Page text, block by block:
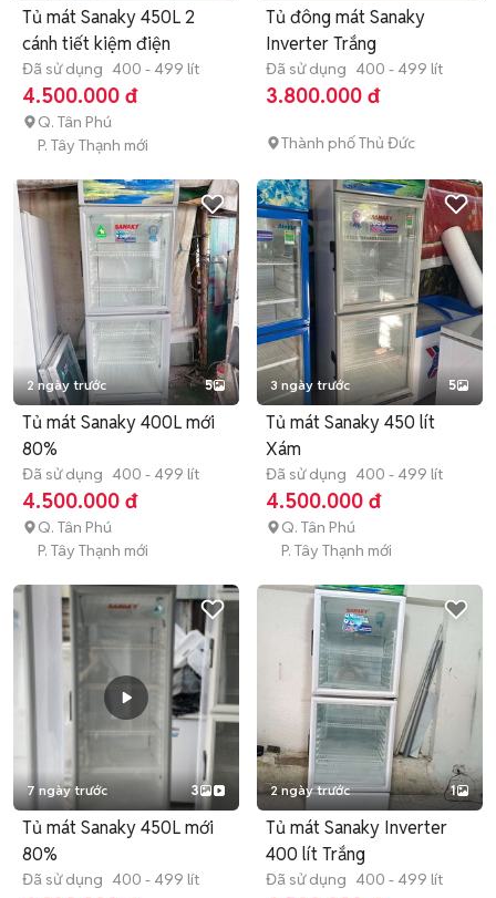
Tủ mát Sanaky 450L 2
cánh tiết kiệm điện
Đã sử dụng 400 - 499 lít
4.500.000 đ
Q. Tân Phú
P. Tây Thạnh mới
Tủ đông mát Sanaky
Inverter Trắng
Đã sử dụng 400 - 499 lít
3.800.000 đ
Thành phố Thủ Đức
2 ngày trước 5
Tủ mát Sanaky 400L mới
80%
Đã sử dụng 400 - 499 lít
4.500.000 đ
Q. Tân Phú
P. Tây Thạnh mới
3 ngày trước 5
Tủ mát Sanaky 450 lít
Xám
Đã sử dụng 400 - 499 lít
4.500.000 đ
Q. Tân Phú
P. Tây Thạnh mới
7 ngày trước 3
Tủ mát Sanaky 450L mới
80%
Đã sử dụng 400 - 499 lít
2 ngày trước 1
Tủ mát Sanaky Inverter
400 lít Trắng
Đã sử dụng 400 - 499 lít